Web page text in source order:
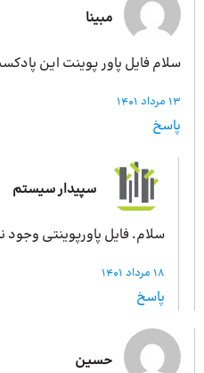
مبینا
سلام فایل پاور پوینت این
13 مرداد 1401
پاسخ
سپیدار سیستم
سلام. فایل پاورپوینتی وجود
18 مرداد 1401
پاسخ
حسین